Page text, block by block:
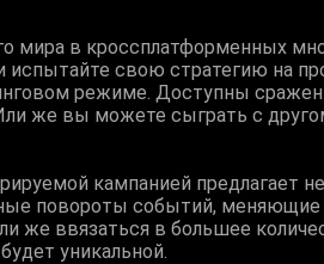
мира в кроссплатформенных
свою стратегию на
режиме. Доступны
же вы можете сыграть с
кампанией предлагает
повороты событий, меняющие
же ввязаться в большее
уникальной.